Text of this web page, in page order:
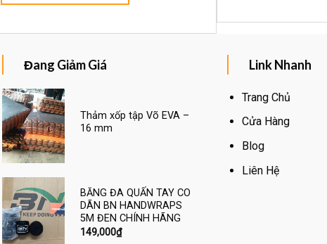
Đang Giảm Giá
Yêu
thích
Thảm xốp tập Võ EVA –
16 mm
Yêu
thích
BĂNG ĐA QUẤN TAY CO
DÃN BN HANDWRAPS
5M ĐEN CHÍNH HÃNG
149,000₫
Link Nhanh
Trang Chủ
Cửa Hàng
Blog
Liên Hệ